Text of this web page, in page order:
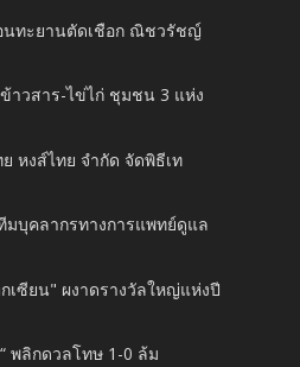
นทะยานตัดเชือก ณิชวรัชญ์
าวสาร-ไข่ไก่ ชุมชน 3 แห่ง
หงส์ไทย จำกัด จัดพิธีเท
มบุคลากรทางการแพทย์ดูแล
เซียน" ผงาดรางวัลใหญ่แห่งปี
พลิกดวลโทษ 1-0 ล้ม